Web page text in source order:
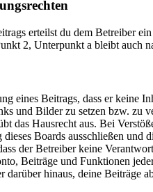
erteilst du dem Betreiber
2, Unterpunkt a bleibt auch
eines Beitrags, dass er keine
und Bilder zu setzen bzw. zu
das Hausrecht aus. Bei
Boards ausschließen und
der Betreiber keine
Beiträge und Funktionen
darüber hinaus, deine Beiträge